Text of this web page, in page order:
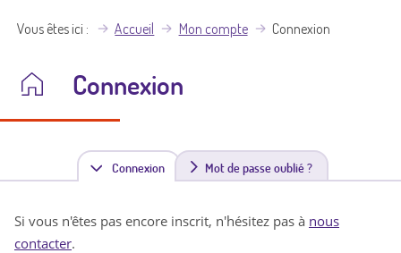
Vous êtes ici Accueil Mon compte Connexion
Connexion
Connexion(
n
Mot de passe oublié ?
Si vous n'êtes pas encore inscrit, n'hésitez pas à nous
contacter.